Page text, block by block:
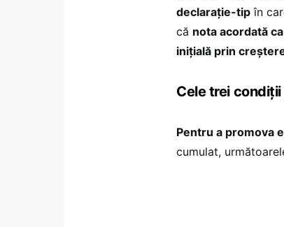
declarație-tip în
că nota acordată
inițială prin
Cele trei
Pentru a promova
cumulat,